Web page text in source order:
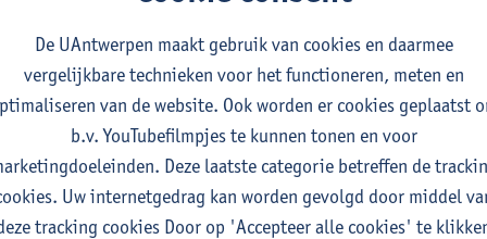
Psychology
2E SEM
studiepunten
Katrien Maldoy Konrad Rudnicki
en crossmedialiteit
1E SEM
Steve Paulussen
De UAntwerpen maakt gebruik van cookies en daarmee
vergelijkbare technieken voor het functioneren, meten en
van de website. Ook worden er cookies geplaatst
b.v. YouTubefilmpjes te kunnen tonen en voor
Deze laatste categorie betreffen de
Uw internetgedrag kan worden gevolgd door middel
tracking cookies Door op 'Accepteer alle cookies' te